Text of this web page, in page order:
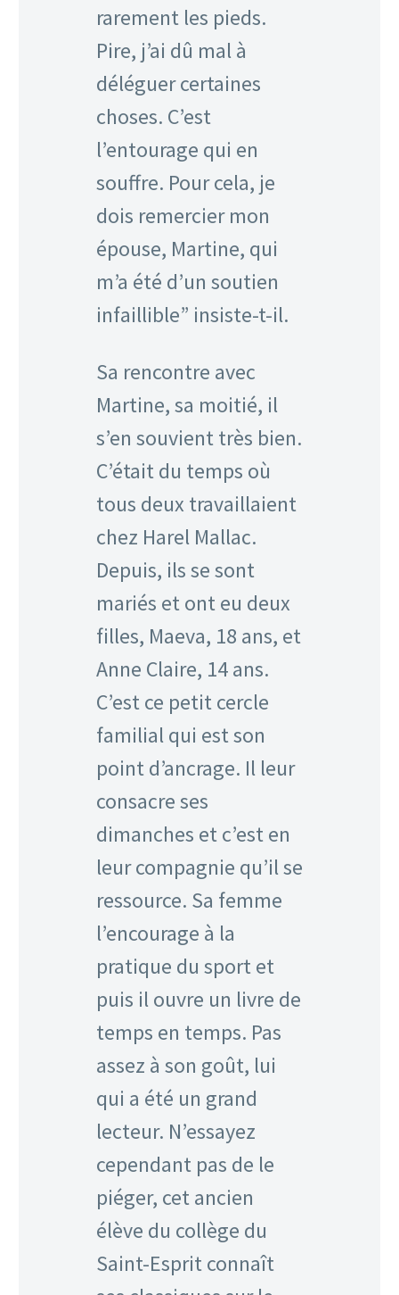
rarement les pieds.
Pire, j’ai dû mal à
déléguer certaines
choses. C’est
l’entourage qui en
souffre. Pour cela, je
dois remercier mon
épouse, Martine, qui
m’a été d’un soutien
infaillible” insiste-t-il.
Sa rencontre avec
Martine, sa moitié, il
s’en souvient très bien.
C’était du temps où
tous deux travaillaient
chez Harel Mallac.
Depuis, ils se sont
mariés et ont eu deux
filles, Maeva, 18 ans, et
Anne Claire, 14 ans.
C’est ce petit cercle
familial qui est son
point d’ancrage. Il leur
consacre ses
dimanches et c’est en
leur compagnie qu’il se
ressource. Sa femme
l’encourage à la
pratique du sport et
puis il ouvre un livre de
temps en temps. Pas
assez à son goût, lui
qui a été un grand
lecteur. N’essayez
cependant pas de le
piéger, cet ancien
élève du collège du
Saint-Esprit connaît